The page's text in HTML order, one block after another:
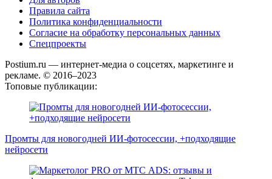
Правила сайта
Политика конфиденциальности
Согласие на обработку персональных данных
Спецпроекты
Postium.ru — интернет-медиа о соцсетях, маркетинге и
рекламе. © 2016–2023
Топовые публикации:
Промты для новогодней ИИ-фотосессии, +подходящие
нейросети